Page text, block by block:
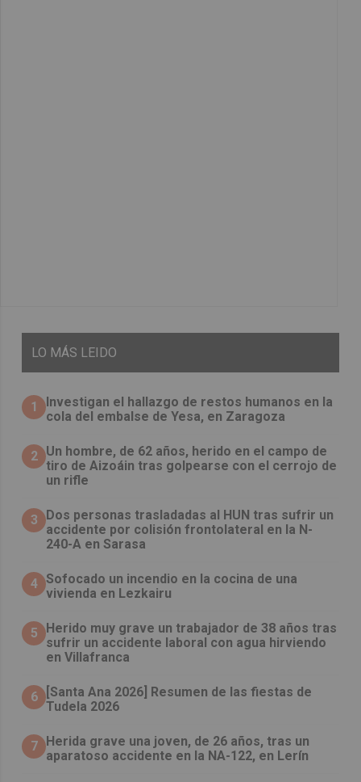
LO MÁS LEIDO
1
Investigan el hallazgo de restos humanos en la
cola del embalse de Yesa, en Zaragoza
2 Un hombre, de 62 años, herido en el campo de
tiro de Aizoáin tras golpearse con el cerrojo de
un rifle
3
​Dos personas trasladadas al HUN tras sufrir un
accidente por colisión frontolateral en la N-
240-A en Sarasa
4 Sofocado un incendio en la cocina de una
vivienda en Lezkairu
5
Herido muy grave un trabajador de 38 años tras
sufrir un accidente laboral con agua hirviendo
en Villafranca
6
[Santa Ana 2026] Resumen de las fiestas de
Tudela 2026
7 Herida grave una joven, de 26 años, tras un
aparatoso accidente en la NA-122, en Lerín